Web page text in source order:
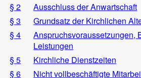
§ 2
Ausschluss der Anwartschaft
§ 3
Grundsatz der Kirchlichen
§ 4
Anspruchsvoraussetzungen,
Leistungen
§ 5
Kirchliche Dienstzeiten
§ 6
Nicht vollbeschäftigte